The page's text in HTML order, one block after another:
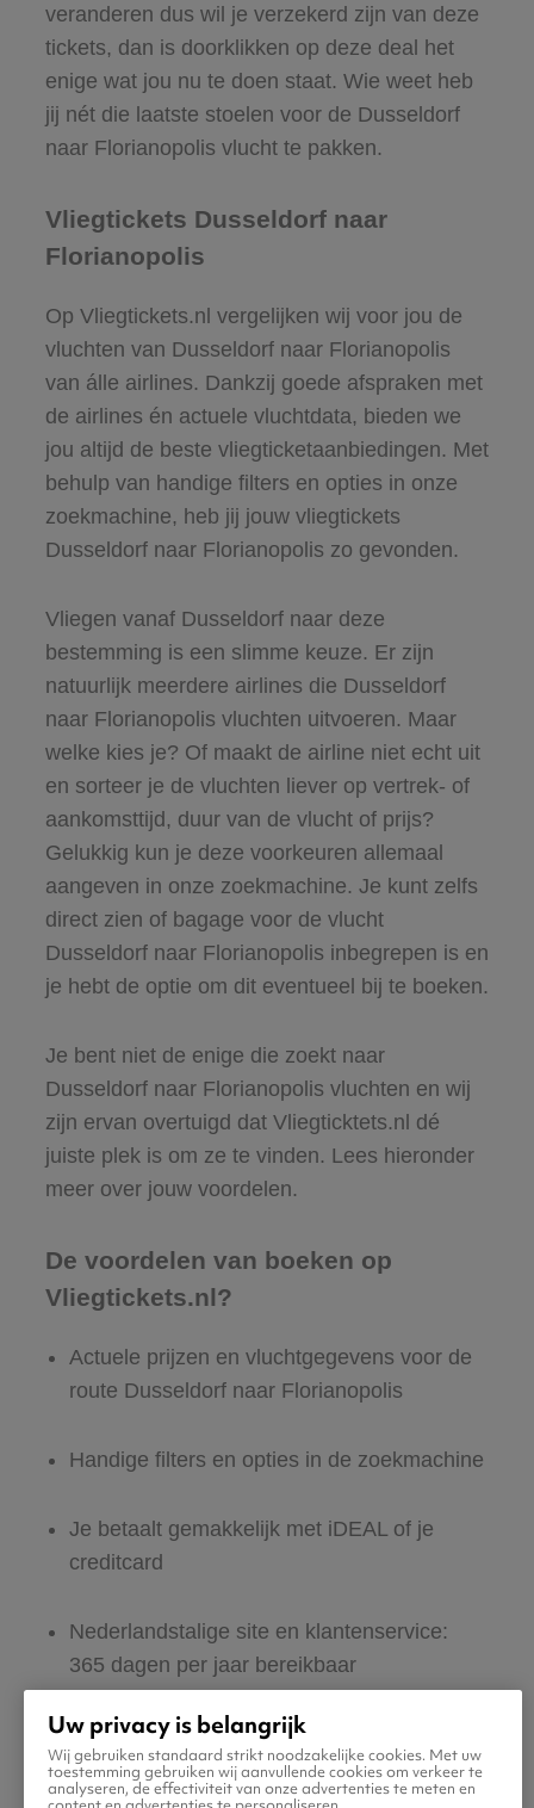
veranderen dus wil je verzekerd zijn van deze
tickets, dan is doorklikken op deze deal het
enige wat jou nu te doen staat. Wie weet heb
jij nét die laatste stoelen voor de Dusseldorf
naar Florianopolis vlucht te pakken.
Vliegtickets Dusseldorf naar
Florianopolis
Op Vliegtickets.nl vergelijken wij voor jou de
vluchten van Dusseldorf naar Florianopolis
van álle airlines. Dankzij goede afspraken met
de airlines én actuele vluchtdata, bieden we
jou altijd de beste vliegticketaanbiedingen. Met
behulp van handige filters en opties in onze
zoekmachine, heb jij jouw vliegtickets
Dusseldorf naar Florianopolis zo gevonden.
Vliegen vanaf Dusseldorf naar deze
bestemming is een slimme keuze. Er zijn
natuurlijk meerdere airlines die Dusseldorf
naar Florianopolis vluchten uitvoeren. Maar
welke kies je? Of maakt de airline niet echt uit
en sorteer je de vluchten liever op vertrek- of
aankomsttijd, duur van de vlucht of prijs?
Gelukkig kun je deze voorkeuren allemaal
aangeven in onze zoekmachine. Je kunt zelfs
direct zien of bagage voor de vlucht
Dusseldorf naar Florianopolis inbegrepen is en
je hebt de optie om dit eventueel bij te boeken.
Je bent niet de enige die zoekt naar
Dusseldorf naar Florianopolis vluchten en wij
zijn ervan overtuigd dat Vliegticktets.nl dé
juiste plek is om ze te vinden. Lees hieronder
meer over jouw voordelen.
De voordelen van boeken op
Vliegtickets.nl?
Actuele prijzen en vluchtgegevens voor de
route Dusseldorf naar Florianopolis
Handige filters en opties in de zoekmachine
Je betaalt gemakkelijk met iDEAL of je
creditcard
Nederlandstalige site en klantenservice:
365 dagen per jaar bereikbaar
Zeker van veilig boeken en betalen
Boek ook direct een hotel of huurauto voor
Uw privacy is belangrijk
Wij gebruiken standaard strikt noodzakelijke cookies. Met uw
toestemming gebruiken wij aanvullende cookies om verkeer te
analyseren, de effectiviteit van onze advertenties te meten en